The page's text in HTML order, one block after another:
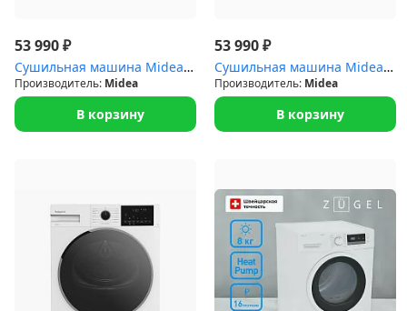
53 990₽
Сушильная машина Midea MD200H90W/W-RU
Производитель: Midea
В корзину
53 990₽
Сушильная машина Midea MD200H90W/T-RU
Производитель: Midea
В корзину